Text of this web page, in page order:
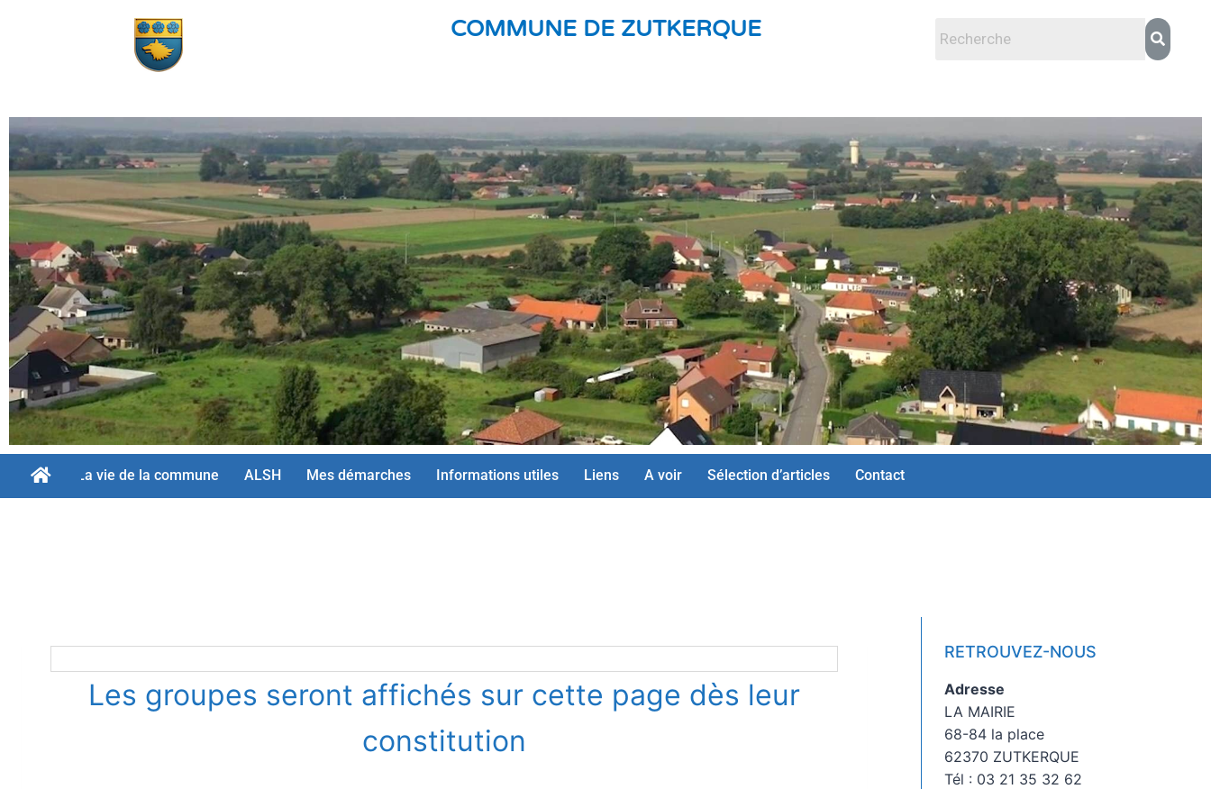
COMMUNE DE ZUTKERQUE
La vie de la commune ALSH Mes démarches Informations utiles Liens A voir Sélection d’articles Contact
Les groupes seront affichés sur cette page dès leur
constitution
RETROUVEZ-NOUS
Adresse
LA MAIRIE
68-84 la place
62370 ZUTKERQUE
Tél : 03 21 35 32 62